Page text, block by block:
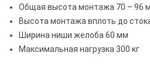
Общая высота монтажа 70 – 96
Высота монтажа вплоть до
Ширина ниши желоба 60 мм
Максимальная нагрузка 300 кг